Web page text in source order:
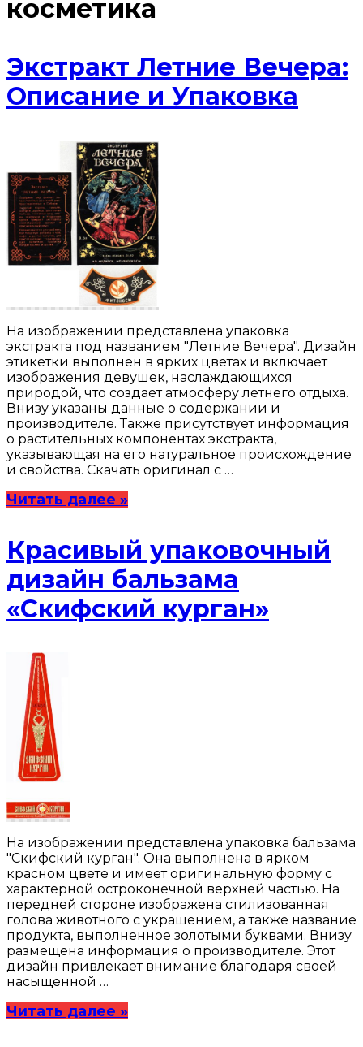
косметика
Экстракт Летние Вечера:
Описание и Упаковка
На изображении представлена упаковка
экстракта под названием "Летние Вечера". Дизайн
этикетки выполнен в ярких цветах и включает
изображения девушек, наслаждающихся
природой, что создает атмосферу летнего отдыха.
Внизу указаны данные о содержании и
производителе. Также присутствует информация
о растительных компонентах экстракта,
указывающая на его натуральное происхождение
и свойства. Скачать оригинал с …
Читать далее »
Красивый упаковочный
дизайн бальзама
«Скифский курган»
На изображении представлена упаковка бальзама
"Скифский курган". Она выполнена в ярком
красном цвете и имеет оригинальную форму с
характерной остроконечной верхней частью. На
передней стороне изображена стилизованная
голова животного с украшением, а также название
продукта, выполненное золотыми буквами. Внизу
размещена информация о производителе. Этот
дизайн привлекает внимание благодаря своей
насыщенной …
Читать далее »